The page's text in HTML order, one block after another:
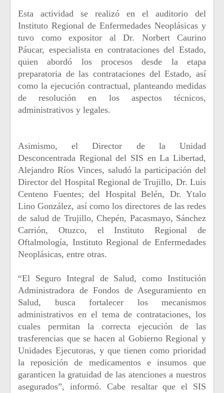
Esta actividad se realizó en el auditorio del
Instituto Regional de Enfermedades Neoplásicas y
tuvo como expositor al Dr. Norbert Caurino
Páucar, especialista en contrataciones del Estado,
quien abordó los procesos desde la etapa
preparatoria de las contrataciones del Estado, así
como la ejecución contractual, planteando medidas
de resolución en los aspectos técnicos,
administrativos y legales.
Asimismo, el Director de la Unidad
Desconcentrada Regional del SIS en La Libertad,
Alejandro Ríos Vinces, saludó la participación del
Director del Hospital Regional de Trujillo, Dr. Luis
Centeno Fuentes; del Hospital Belén, Dr. Ytalo
Lino González, así como los directores de las redes
de salud de Trujillo, Chepén, Pacasmayo, Sánchez
Carrión, Otuzco, el Instituto Regional de
Oftalmología, Instituto Regional de Enfermedades
Neoplásicas, entre otras.
“El Seguro Integral de Salud, como Institución
Administradora de Fondos de Aseguramiento en
Salud, busca fortalecer los mecanismos
administrativos en el tema de contrataciones, los
cuales permitan la correcta ejecución de las
trasferencias que se hacen al Gobierno Regional y
Unidades Ejecutoras, y que tienen como prioridad
la reposición de medicamentos e insumos que
garanticen la gratuidad de las atenciones a nuestros
asegurados”, informó. Cabe resaltar que el SIS